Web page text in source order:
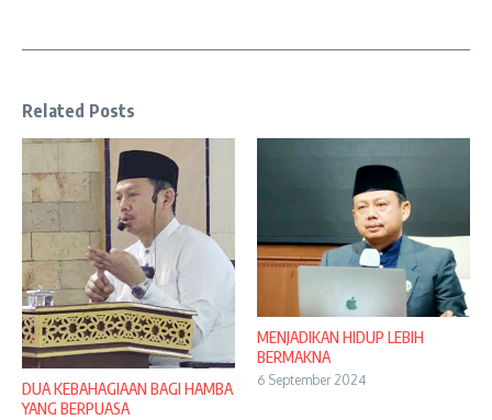
Related Posts
DUA KEBAHAGIAAN BAGI HAMBA
YANG BERPUASA
MENJADIKAN HIDUP LEBIH
BERMAKNA
6 September 2024